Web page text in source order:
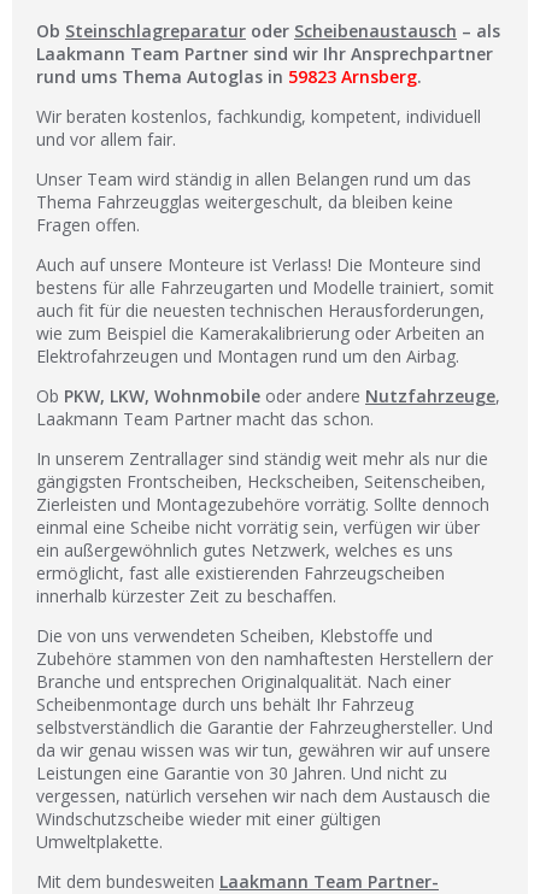
Ob Steinschlagreparatur oder Scheibenaustausch – als
Laakmann Team Partner sind wir Ihr Ansprechpartner
rund ums Thema Autoglas in 59823 Arnsberg.
Wir beraten kostenlos, fachkundig, kompetent, individuell
und vor allem fair.
Unser Team wird ständig in allen Belangen rund um das
Thema Fahrzeugglas weitergeschult, da bleiben keine
Fragen offen.
Auch auf unsere Monteure ist Verlass! Die Monteure sind
bestens für alle Fahrzeugarten und Modelle trainiert, somit
auch fit für die neuesten technischen Herausforderungen,
wie zum Beispiel die Kamerakalibrierung oder Arbeiten an
Elektrofahrzeugen und Montagen rund um den Airbag.
Ob PKW, LKW, Wohnmobile oder andere Nutzfahrzeuge,
Laakmann Team Partner macht das schon.
In unserem Zentrallager sind ständig weit mehr als nur die
gängigsten Frontscheiben, Heckscheiben, Seitenscheiben,
Zierleisten und Montagezubehöre vorrätig. Sollte dennoch
einmal eine Scheibe nicht vorrätig sein, verfügen wir über
ein außergewöhnlich gutes Netzwerk, welches es uns
ermöglicht, fast alle existierenden Fahrzeugscheiben
innerhalb kürzester Zeit zu beschaffen.
Die von uns verwendeten Scheiben, Klebstoffe und
Zubehöre stammen von den namhaftesten Herstellern der
Branche und entsprechen Originalqualität. Nach einer
Scheibenmontage durch uns behält Ihr Fahrzeug
selbstverständlich die Garantie der Fahrzeughersteller. Und
da wir genau wissen was wir tun, gewähren wir auf unsere
Leistungen eine Garantie von 30 Jahren. Und nicht zu
vergessen, natürlich versehen wir nach dem Austausch die
Windschutzscheibe wieder mit einer gültigen
Umweltplakette.
Mit dem bundesweiten Laakmann Team Partner-